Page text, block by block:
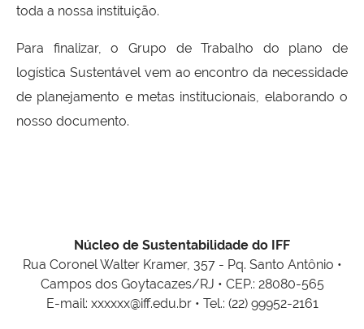
toda a nossa instituição.
Para finalizar, o Grupo de Trabalho do plano de
logística Sustentável vem ao encontro da necessidade
de planejamento e metas institucionais, elaborando o
nosso documento.
Núcleo de Sustentabilidade do IFF
Rua Coronel Walter Kramer, 357 - Pq. Santo Antônio •
Campos dos Goytacazes/RJ • CEP.: 28080-565
E-mail: xxxxxx@iff.edu.br • Tel.: (22) 99952-2161